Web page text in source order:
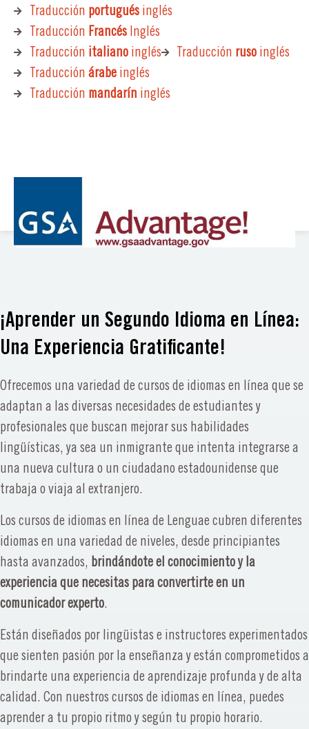
Traducción portuguésinglés
Traducción FrancésInglés
Traducción italianoinglés Traducción ruso inglés
Traducción árabeinglés
Traducción mandarín inglés
¡Aprender un Segundo Idioma en Línea:
Una Experiencia Gratificante!
Ofrecemos una variedad de cursos de idiomas en línea que se
adaptan a las diversas necesidades de estudiantes y
profesionales que buscan mejorar sus habilidades
lingüísticas, ya sea un inmigrante que intenta integrarse a
una nueva cultura o un ciudadano estadounidense que
trabaja o viaja al extranjero.
Los cursos de idiomas en línea de Lenguae cubren diferentes
idiomas en una variedad de niveles, desde principiantes
hasta avanzados, brindándote el conocimiento y la
experiencia que necesitas para convertirte en un
comunicador experto.
Están diseñados por lingüistas e instructores experimentados
que sienten pasión por la enseñanza y están comprometidos a
brindarte una experiencia de aprendizaje profunda y de alta
calidad. Con nuestros cursos de idiomas en línea, puedes
aprender a tu propio ritmo y según tu propio horario.